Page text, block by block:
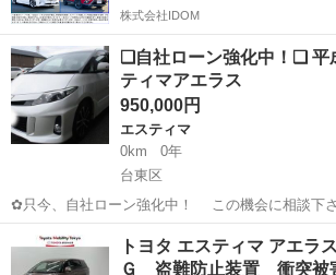
ブレコーダー ４Ｗ
Ｄ キーレス （検
9.8）
能 ＡＵＸ （車検
株式会社IDOM
❑自社ローン強化中！❑ 平
ティマアエラス
950,000円
エスティマ
0km
0年
台東区
✿只今、自社ローン強化中！ この機会に相談下さい❕ ●どなた
社ローン対応可能です● ・勤続年数の
東京 台東区 エスティマ エスティマア
トヨタ エスティマ アエラ
Ｇ 盗難防止装置 衝突被